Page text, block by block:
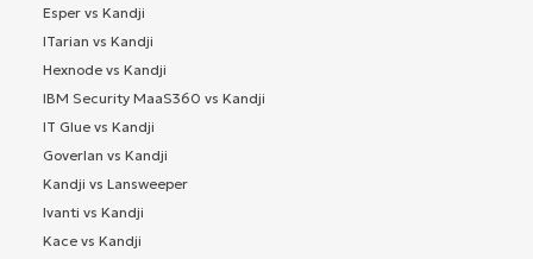
Esper vs Kandji
ITarian vs Kandji
Hexnode vs Kandji
IBM Security MaaS360 vs Kandji
IT Glue vs Kandji
Goverlan vs Kandji
Kandji vs Lansweeper
Ivanti vs Kandji
Kace vs Kandji